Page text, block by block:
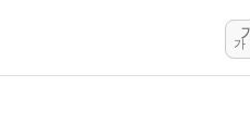
우크라 드론 전술, 중남
동해해경, 독도 해상서 부
주한미군 "오산기지 누출,
구미 폐염산처리업체서
가